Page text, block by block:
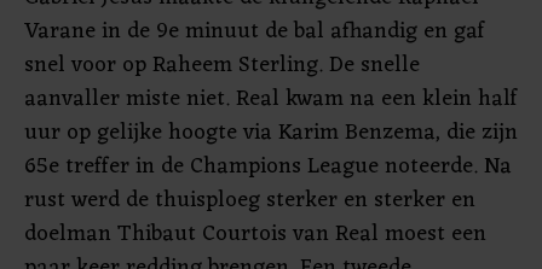
Varane in de 9e minuut de bal afhandig en gaf
snel voor op Raheem Sterling. De snelle
aanvaller miste niet. Real kwam na een klein half
uur op gelijke hoogte via Karim Benzema, die zijn
65e treffer in de Champions League noteerde. Na
rust werd de thuisploeg sterker en sterker en
doelman Thibaut Courtois van Real moest een